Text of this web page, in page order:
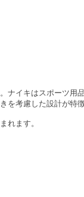
ナイキはスポーツ用
を考慮した設計が特徴
れます。